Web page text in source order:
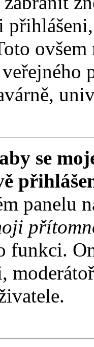
se
panelu
funkci.